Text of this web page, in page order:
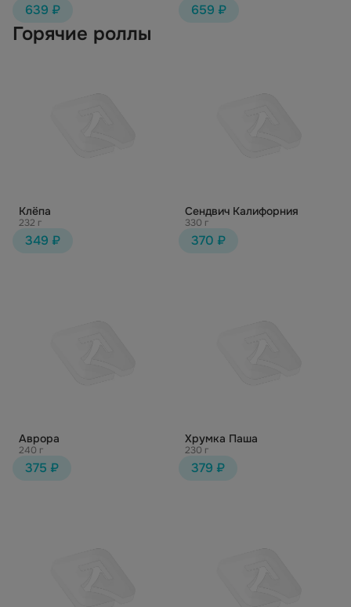
639 ₽ 659 ₽
Горячие роллы
Клёпа
232 г
349 ₽
Сендвич Калифорния
330 г
370 ₽
Аврора
240 г
375 ₽
Хрумка Паша
230 г
379 ₽